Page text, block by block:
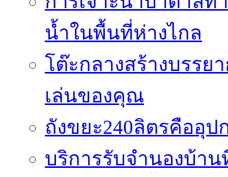
น้ำในพื้นที่ห่างไกล
โต๊ะกลางสร้างบรร
เล่นของคุณ
ถังขยะ240ลิตรคืออุ
บริการรับจำนองบ้า